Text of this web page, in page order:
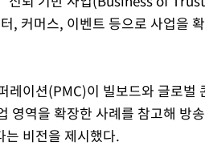
, 커머스, 이벤트 등으로 사업을
레이션(PMC)이 빌보드와 글로벌
영역을 확장한 사례를 참고해 방
는 비전을 제시했다.